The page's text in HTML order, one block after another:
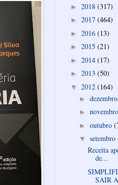
► 2018 (317)
► 2017 (464)
► 2016 (13)
► 2015 (21)
► 2014 (17)
► 2013 (50)
▼ 2012 (164)
► dezembro
► novembro
► outubro
▼ setembro
Receita
de...
SAIR